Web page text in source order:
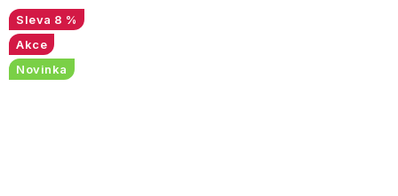
8 %
Akce
Novinka